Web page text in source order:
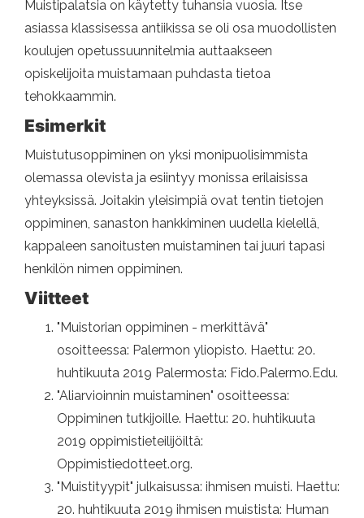
Muistipalatsia on käytetty tuhansia vuosia. Itse
asiassa klassisessa antiikissa se oli osa muodollisten
koulujen opetussuunnitelmia auttaakseen
opiskelijoita muistamaan puhdasta tietoa
tehokkaammin.
Esimerkit
Muistutusoppiminen on yksi monipuolisimmista
olemassa olevista ja esiintyy monissa erilaisissa
yhteyksissä. Joitakin yleisimpiä ovat tentin tietojen
oppiminen, sanaston hankkiminen uudella kielellä,
kappaleen sanoitusten muistaminen tai juuri tapasi
henkilön nimen oppiminen.
Viitteet
"Muistorian oppiminen - merkittävä"
osoitteessa: Palermon yliopisto. Haettu: 20.
huhtikuuta 2019 Palermosta: Fido.Palermo.Edu.
"Aliarvioinnin muistaminen" osoitteessa:
Oppiminen tutkijoille. Haettu: 20. huhtikuuta
2019 oppimistieteilijöiltä:
Oppimistiedotteet.org.
"Muistityypit" julkaisussa: ihmisen muisti. Haettu:
20. huhtikuuta 2019 ihmisen muistista: Human